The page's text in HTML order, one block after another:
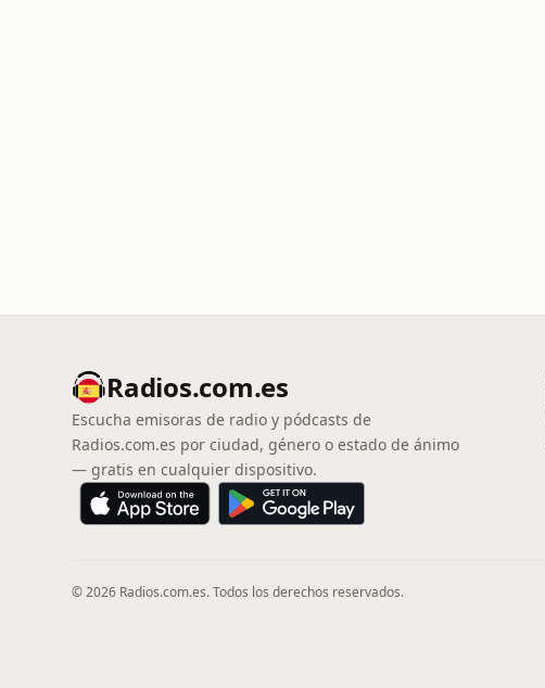
Radios.com.es
Escucha emisoras de radio y pódcasts de
Radios.com.es por ciudad, género o estado de ánimo
— gratis en cualquier dispositivo.
© 2026 Radios.com.es. Todos los derechos reservados.